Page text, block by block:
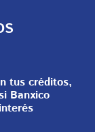
tus créditos,
Banxico